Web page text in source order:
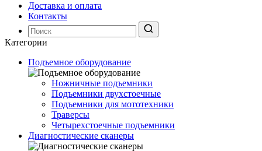
Доставка и оплата
Контакты
Категории
Подъемное оборудование
Ножничные подъемники
Подъемники двухстоечные
Подъемники для мототехники
Траверсы
Четырехстоечные подъемники
Диагностические сканеры